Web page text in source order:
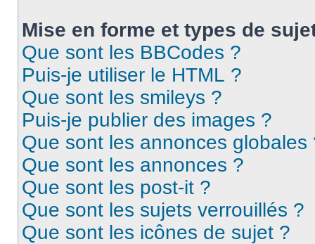
Mise en forme et types de
Que sont les BBCodes ?
Puis-je utiliser le HTML ?
Que sont les smileys ?
Puis-je publier des images ?
Que sont les annonces globales
Que sont les annonces ?
Que sont les post-it ?
Que sont les sujets verrouillés ?
Que sont les icônes de sujet ?